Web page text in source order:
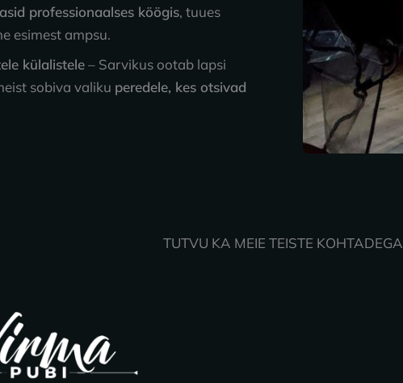
professionaalses köögis, tuues
esimest ampsu.
külalistele– Sarvikus ootab lapsi
sobiva valiku peredele, kes otsivad
TUTVU KA MEIE TEISTE KOHTADEGA